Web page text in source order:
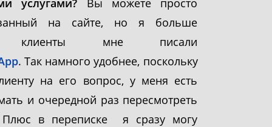
услугами? Вы можете просто
на сайте, но я больше
клиенты мне писали
. Так намного удобнее, поскольку
на его вопрос, у меня есть
и очередной раз пересмотреть
Плюс в переписке я сразу могу